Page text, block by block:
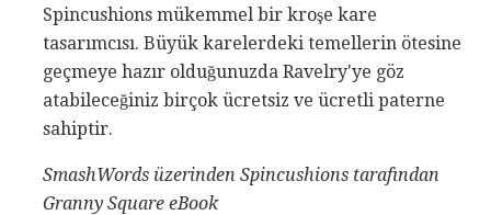
Spincushions mükemmel bir kroşe kare
tasarımcısı. Büyük karelerdeki temellerin ötesine
geçmeye hazır olduğunuzda Ravelry'ye göz
atabileceğiniz birçok ücretsiz ve ücretli paterne
sahiptir.
SmashWords üzerinden Spincushions tarafından
Granny Square eBook